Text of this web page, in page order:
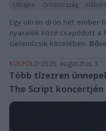
Ukrajna Oroszország
Egy ukrán drón hét ember
nyaralók közé csapódott a
Gelendzsik közelében.
KÜLFÖLD 2026. augusztus 3.
Több tízezren
The Script koncertjén